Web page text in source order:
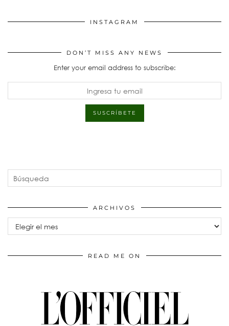
INSTAGRAM
DON’T MISS ANY NEWS
Enter your email address to subscribe:
ARCHIVOS
Archivos
READ ME ON